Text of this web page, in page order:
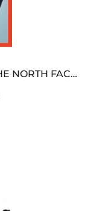
ノースフェイス 偽物 ダウン人気【THE NORTH FACE】M'S 7 SUMMIT HIM...